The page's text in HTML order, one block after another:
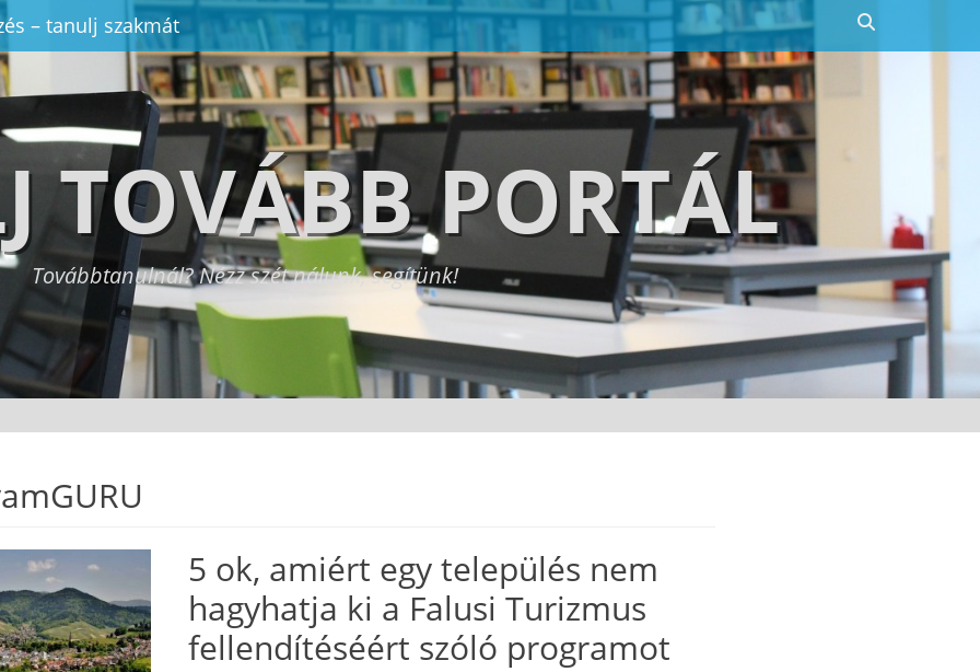
– tanulj szakmát
TOVÁBB PORTÁL
Továbbtanulnál? Nézz szét nálunk, segítünk!
5 ok, amiért egy település nem
hagyhatja ki a Falusi Turizmus
fellendítéséért szóló programot